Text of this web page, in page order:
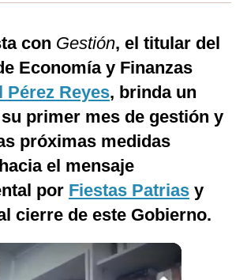
con Gestión, el titular del
Economía y Finanzas
Pérez Reyes, brinda un
primer mes de gestión y
próximas medidas
el mensaje
por Fiestas Patrias y
cierre de este Gobierno.